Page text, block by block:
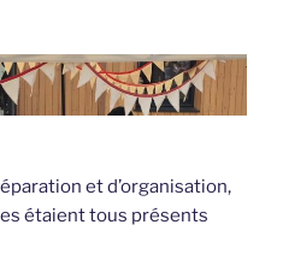
et d’organisation,
étaient tous présents